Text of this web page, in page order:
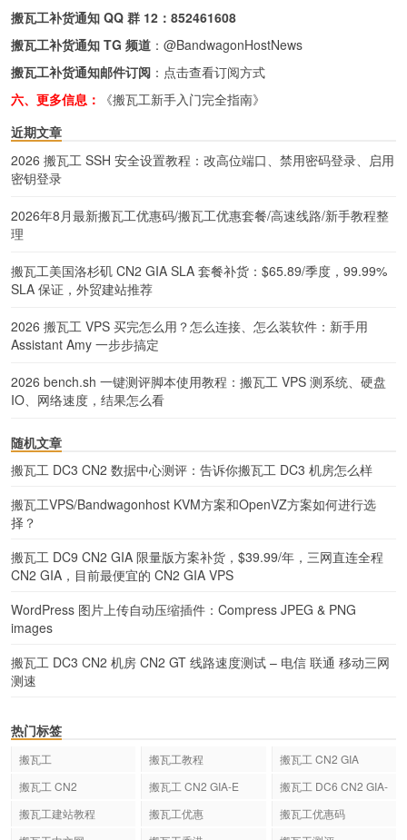
搬瓦工补货通知 QQ 群 12： 852461608
搬瓦工补货通知 TG 频道 ： @BandwagonHostNews
搬瓦工补货通知邮件订阅 ： 点击查看订阅方式
六、更多信息：
《搬瓦工新手入门完全指南》
近期文章
2026 搬瓦工 SSH 安全设置教程：改高位端口、禁用密码登录、启用
密钥登录
2026年8月最新搬瓦工优惠码/搬瓦工优惠套餐/高速线路/新手教程整
理
搬瓦工美国洛杉矶 CN2 GIA SLA 套餐补货：$65.89/季度，99.99%
SLA 保证，外贸建站推荐
2026 搬瓦工 VPS 买完怎么用？怎么连接、怎么装软件：新手用
Assistant Amy 一步步搞定
2026 bench.sh 一键测评脚本使用教程：搬瓦工 VPS 测系统、硬盘
IO、网络速度，结果怎么看
随机文章
搬瓦工 DC3 CN2 数据中心测评：告诉你搬瓦工 DC3 机房怎么样
搬瓦工VPS/Bandwagonhost KVM方案和OpenVZ方案如何进行选
择？
搬瓦工 DC9 CN2 GIA 限量版方案补货，$39.99/年，三网直连全程
CN2 GIA，目前最便宜的 CN2 GIA VPS
WordPress 图片上传自动压缩插件：Compress JPEG & PNG
images
搬瓦工 DC3 CN2 机房 CN2 GT 线路速度测试 – 电信 联通 移动三网
测速
热门标签
搬瓦工 搬瓦工教程
搬瓦工 CN2 GIA
搬瓦工 CN2
搬瓦工 CN2 GIA-E
搬瓦工 DC6 CN2 GIA-
搬瓦工建站教程 搬瓦工优惠
搬瓦工优惠码